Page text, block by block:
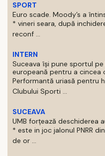
SPORT
Euro scade. Moody’s a
* vineri seara, după
reconf ...
INTERN
Suceava își pune sportul
europeană pentru a cincea
Performantă uriasă pentru
Clubului Sporti ...
SUCEAVA
UMB forțează deschiderea
* este in joc jalonul PNRR
de or ...